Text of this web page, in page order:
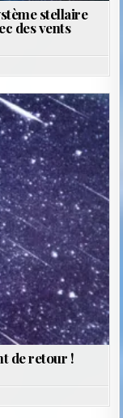
stellaire
des vents
de retour !